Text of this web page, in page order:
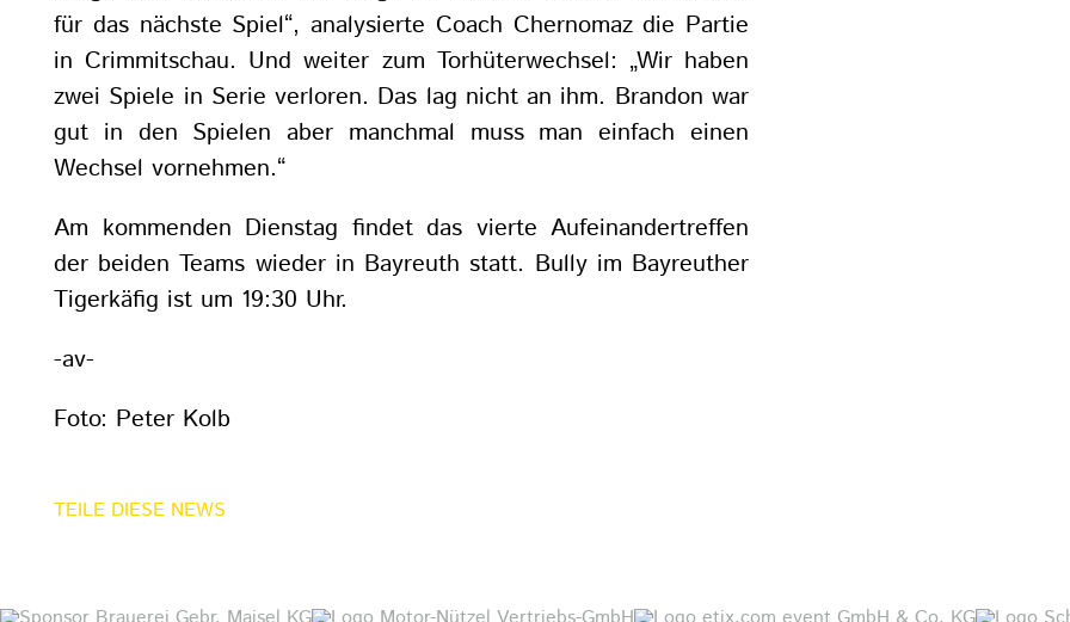
für das nächste Spiel“, analysierte Coach Chernomaz die Partie
in Crimmitschau. Und weiter zum Torhüterwechsel: „Wir haben
zwei Spiele in Serie verloren. Das lag nicht an ihm. Brandon war
gut in den Spielen aber manchmal muss man einfach einen
Wechsel vornehmen.“
Am kommenden Dienstag findet das vierte Aufeinandertreffen
der beiden Teams wieder in Bayreuth statt. Bully im Bayreuther
Tigerkäfig ist um 19:30 Uhr.
-av-
Foto: Peter Kolb
TEILE DIESE NEWS